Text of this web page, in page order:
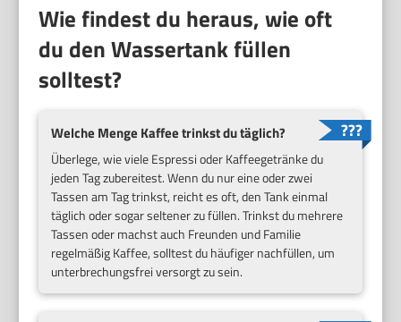
Wie findest du heraus, wie oft
du den Wassertank füllen
solltest?
Welche Menge Kaffee trinkst du täglich?
Überlege, wie viele Espressi oder Kaffeegetränke du
jeden Tag zubereitest. Wenn du nur eine oder zwei
Tassen am Tag trinkst, reicht es oft, den Tank einmal
täglich oder sogar seltener zu füllen. Trinkst du mehrere
Tassen oder machst auch Freunden und Familie
regelmäßig Kaffee, solltest du häufiger nachfüllen, um
unterbrechungsfrei versorgt zu sein.